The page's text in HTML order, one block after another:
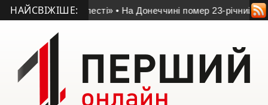
НАЙСВІЖІШЕ:
доблесті» • На Донеччині помер 23-річний